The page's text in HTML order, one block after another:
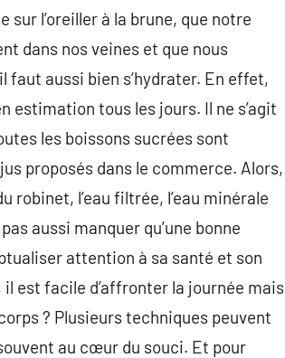
l’oreiller à la brune, que notre
dans nos veines et que nous
faut aussi bien s’hydrater. En effet,
estimation tous les jours. Il ne s’agit
les boissons sucrées sont
proposés dans le commerce. Alors,
robinet, l’eau filtrée, l’eau minérale
aussi manquer qu’une bonne
attention à sa santé et son
est facile d’affronter la journée mais
? Plusieurs techniques peuvent
au cœur du souci. Et pour